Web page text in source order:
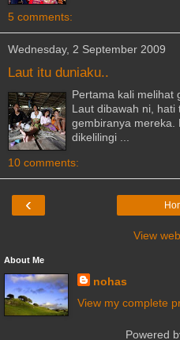
5 comments:
Wednesday, 2 September 2009
Laut itu duniaku..
Pertama kali melihat
Laut dibawah ni, hati
gembiranya mereka.
dikelilingi ...
10 comments:
‹
View
About Me
nohas
View my complete
Powered